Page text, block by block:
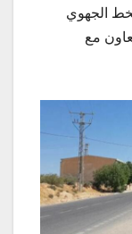
الخط الجهوي
مع